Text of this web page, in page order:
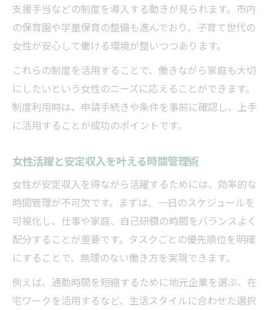
支援手当などの制度を導入する動きが見られます。市内
の保育園や学童保育の整備も進んでおり、子育て世代の
女性が安心して働ける環境が整いつつあります。
これらの制度を活用することで、働きながら家庭も大切
にしたいという女性のニーズに応えることができます。
制度利用時は、申請手続きや条件を事前に確認し、上手
に活用することが成功のポイントです。
女性活躍と安定収入を叶える時間管理術
女性が安定収入を得ながら活躍するためには、効率的な
時間管理が不可欠です。まずは、一日のスケジュールを
可視化し、仕事や家庭、自己研鑽の時間をバランスよく
配分することが重要です。タスクごとの優先順位を明確
にすることで、無理のない働き方を実現できます。
例えば、通勤時間を短縮するために地元企業を選ぶ、在
宅ワークを活用するなど、生活スタイルに合わせた選択